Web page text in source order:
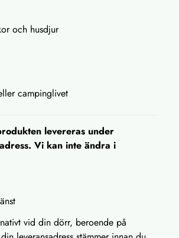
och husdjur
campinglivet
levereras under
Vi kan inte ändra i
vid din dörr, beroende på